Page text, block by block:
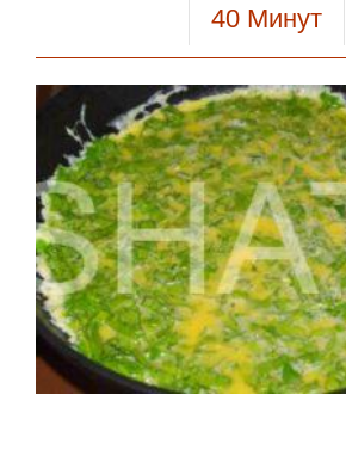
40 Минут